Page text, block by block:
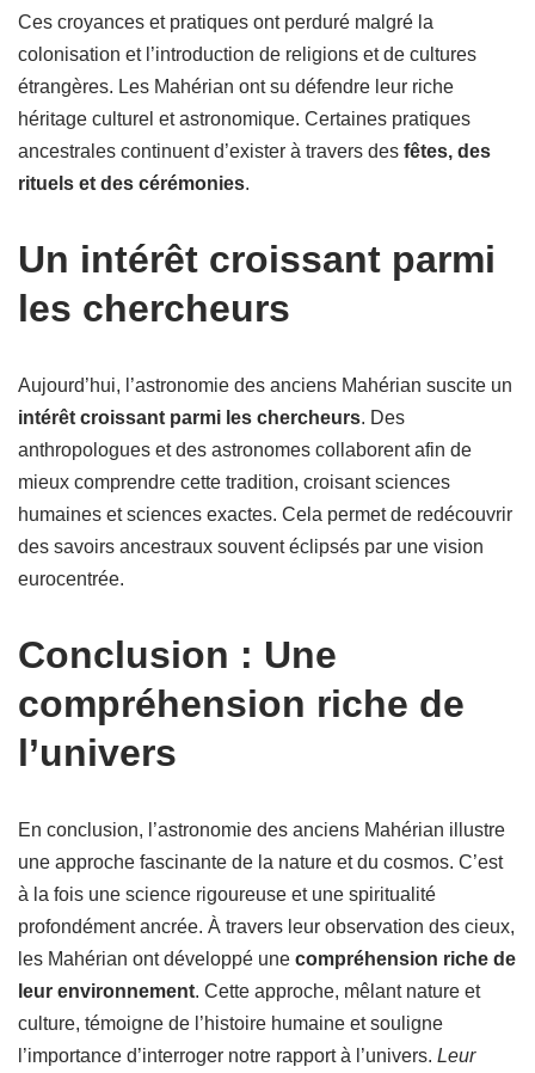
Ces croyances et pratiques ont perduré malgré la
colonisation et l’introduction de religions et de cultures
étrangères. Les Mahérian ont su défendre leur riche
héritage culturel et astronomique. Certaines pratiques
ancestrales continuent d’exister à travers des fêtes, des
rituels et des cérémonies.
Un intérêt croissant parmi
les chercheurs
Aujourd’hui, l’astronomie des anciens Mahérian suscite un
intérêt croissant parmi les chercheurs. Des
anthropologues et des astronomes collaborent afin de
mieux comprendre cette tradition, croisant sciences
humaines et sciences exactes. Cela permet de redécouvrir
des savoirs ancestraux souvent éclipsés par une vision
eurocentrée.
Conclusion : Une
compréhension riche de
l’univers
En conclusion, l’astronomie des anciens Mahérian illustre
une approche fascinante de la nature et du cosmos. C’est
à la fois une science rigoureuse et une spiritualité
profondément ancrée. À travers leur observation des cieux,
les Mahérian ont développé une compréhension riche de
leur environnement. Cette approche, mêlant nature et
culture, témoigne de l’histoire humaine et souligne
l’importance d’interroger notre rapport à l’univers. Leur